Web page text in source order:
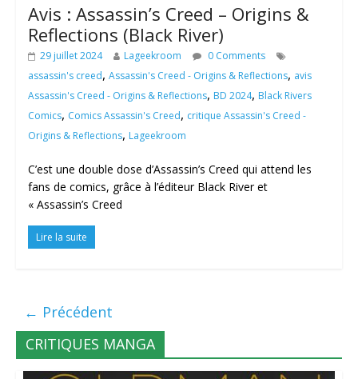
Avis : Assassin’s Creed – Origins &
Reflections (Black River)
29 juillet 2024 Lageekroom
0 Comments
assassin's creed, Assassin's Creed - Origins & Reflections, avis
Assassin's Creed - Origins & Reflections, BD 2024, Black Rivers
Comics, Comics Assassin's Creed, critique Assassin's Creed -
Origins & Reflections, Lageekroom
C’est une double dose d’Assassin’s Creed qui attend les
fans de comics, grâce à l’éditeur Black River et
« Assassin’s Creed
Lire la suite
← Précédent
CRITIQUES MANGA